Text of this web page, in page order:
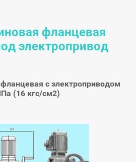
фланцевая
электропривод
с электроприводом
(16 кгс/см2)